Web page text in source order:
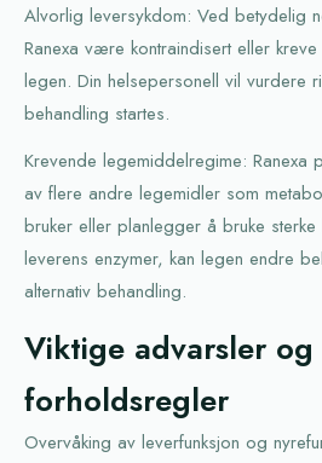
Alvorlig leversykdom: Ved betydelig
Ranexa være kontraindisert eller
legen. Din helsepersonell vil vurdere
behandling startes.
Krevende legemiddelregime: Ranexa
av flere andre legemidler som
bruker eller planlegger å bruke
leverens enzymer, kan legen endre
alternativ behandling.
Viktige advarsler og
forholdsregler
Overvåking av leverfunksjon og